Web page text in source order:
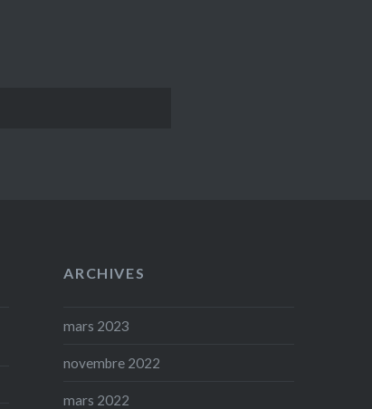
ARCHIVES
mars 2023
novembre 2022
mars 2022